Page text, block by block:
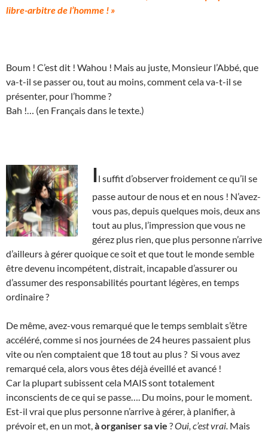
libre-arbitre de l’homme ! »
Boum ! C’est dit ! Wahou ! Mais au juste, Monsieur l’Abbé, que
va-t-il se passer ou, tout au moins, comment cela va-t-il se
présenter, pour l’homme ?
Bah !… (en Français dans le texte.)
Il suffit d’observer froidement ce qu’il se
passe autour de nous et en nous ! N’avez-
vous pas, depuis quelques mois, deux ans
tout au plus, l’impression que vous ne
gérez plus rien, que plus personne n’arrive
d’ailleurs à gérer quoique ce soit et que tout le monde semble
être devenu incompétent, distrait, incapable d’assurer ou
d’assumer des responsabilités pourtant légères, en temps
ordinaire ?
De même, avez-vous remarqué que le temps semblait s’être
accéléré, comme si nos journées de 24 heures passaient plus
vite ou n’en comptaient que 18 tout au plus ? Si vous avez
remarqué cela, alors vous êtes déjà éveillé et avancé !
Car la plupart subissent cela MAIS sont totalement
inconscients de ce qui se passe…. Du moins, pour le moment.
Est-il vrai que plus personne n’arrive à gérer, à planifier, à
prévoir et, en un mot, à organiser sa vie ?Oui, c’est vrai. Mais